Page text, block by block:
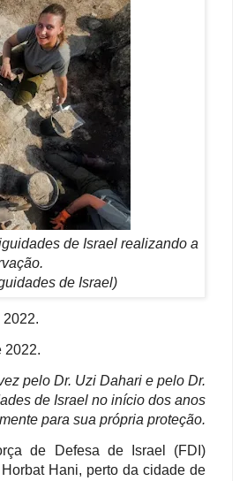
de Israel realizando a
de Israel)
2022.
2022.
pelo Dr. Uzi Dahari e pelo Dr.
de Israel no início dos anos
para sua própria proteção.
de Defesa de Israel (FDI)
Hani, perto da cidade de